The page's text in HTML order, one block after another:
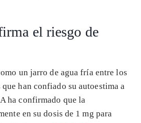
el riesgo de
un jarro de agua fría entre los
han confiado su autoestima a
ha confirmado que la
en su dosis de 1 mg para